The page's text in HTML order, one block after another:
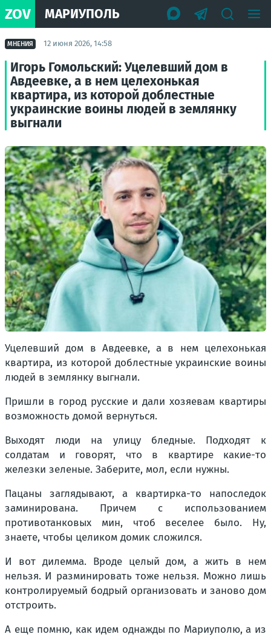
ZOV МАРИУПОЛЬ
МНЕНИЯ 12 июня 2026, 14:58
Игорь Гомольский: Уцелевший дом в
Авдеевке, а в нем целехонькая
квартира, из которой доблестные
украинские воины людей в землянку
выгнали
Уцелевший дом в Авдеевке, а в нем целехонькая
квартира, из которой доблестные украинские воины
людей в землянку выгнали.
Пришли в город русские и дали хозяевам квартиры
возможность домой вернуться.
Выходят люди на улицу бледные. Подходят к
солдатам и говорят, что в квартире какие-то
железки зеленые. Заберите, мол, если нужны.
Пацаны заглядывают, а квартирка-то напоследок
заминирована. Причем с использованием
противотанковых мин, чтоб веселее было. Ну,
знаете, чтобы целиком домик сложился.
И вот дилемма. Вроде целый дом, а жить в нем
нельзя. И разминировать тоже нельзя. Можно лишь
контролируемый бодрый организовать и заново дом
отстроить.
А еще помню, как идем однажды по Мариуполю, а из